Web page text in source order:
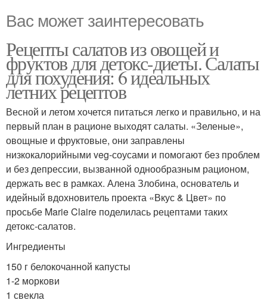
Вас может заинтересовать
Рецепты салатов из овощей и
фруктов для детокс-диеты. Салаты
для похудения: 6 идеальных
летних рецептов
Весной и летом хочется питаться легко и правильно, и на
первый план в рационе выходят салаты. «Зеленые»,
овощные и фруктовые, они заправлены
низкокалорийными veg-соусами и помогают без проблем
и без депрессии, вызванной однообразным рационом,
держать вес в рамках. Алена Злобина, основатель и
идейный вдохновитель проекта «Вкус & Цвет» по
просьбе Marie Claire поделилась рецептами таких
детокс-салатов.
Ингредиенты
150 г белокочанной капусты
1-2 моркови
1 свекла